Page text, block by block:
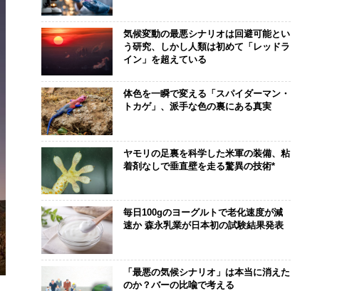
気候変動の最悪シナリオは回避可能とい
う研究、しかし人類は初めて「レッドラ
イン」を超えている
体色を一瞬で変える「スパイダーマン・
トカゲ」、派手な色の裏にある真実
ヤモリの足裏を科学した米軍の装備、粘
着剤なしで垂直壁を走る驚異の技術*
毎日100gのヨーグルトで老化速度が減
速か 森永乳業が日本初の試験結果発表
「最悪の気候シナリオ」は本当に消えた
のか？バーの比喩で考える